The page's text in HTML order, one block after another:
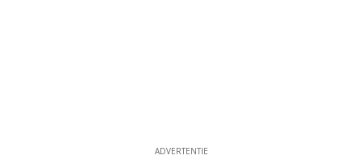
ADVERTENTIE